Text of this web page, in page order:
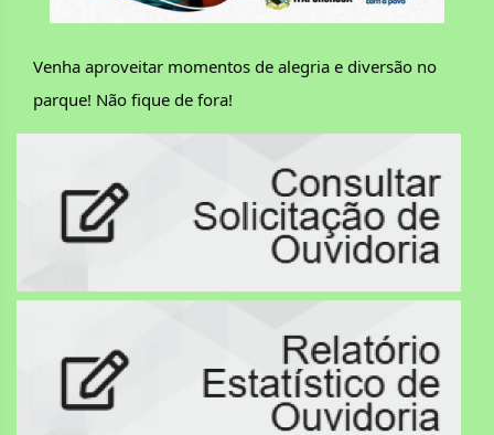
Venha aproveitar momentos de alegria e diversão no
parque! Não fique de fora!